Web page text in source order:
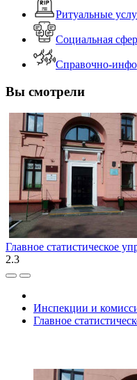
Ритуальные
Социальная
Справочно-
Вы смотрели
Главное статистическое
2.3
Инспекции и
Главное